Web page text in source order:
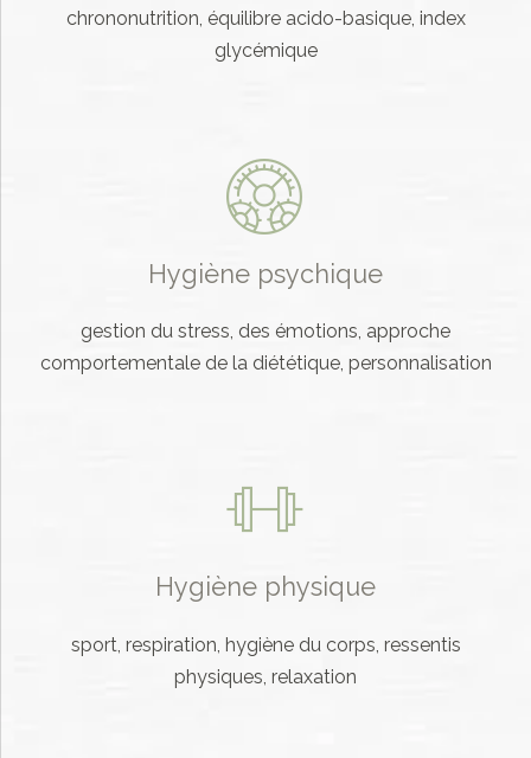
chrononutrition, équilibre acido-basique, index
glycémique
Hygiène psychique
gestion du stress, des émotions, approche
comportementale de la diététique, personnalisation
Hygiène physique
sport, respiration, hygiène du corps, ressentis
physiques, relaxation